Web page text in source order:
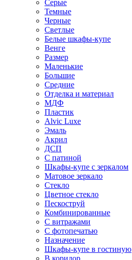
Серые
Темные
Черные
Светлые
Белые шкафы-купе
Венге
Размер
Маленькие
Большие
Средние
Отделка и материал
МДФ
Пластик
Alvic Luxe
Эмаль
Акрил
ДСП
С патиной
Шкафы-купе с зеркалом
Матовое зеркало
Стекло
Цветное стекло
Пескоструй
Комбинированные
С витражами
С фотопечатью
Назначение
Шкафы-купе в гостиную
В коридор